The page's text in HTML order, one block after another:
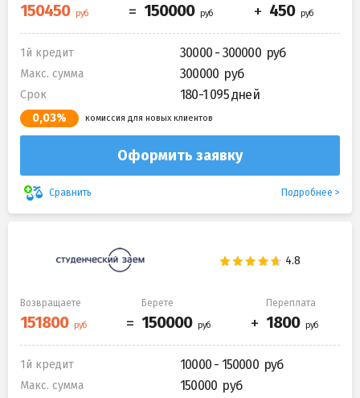
1й кредит 30000 - 300000
Макс. сумма 300000
Срок 180-1 095 дней
0,03% комиссия для новых клиентов
Оформить заявку
Сравнить Подробнее
Возвращаете Берете Переплата
1й кредит 10000 - 150000
Макс. сумма 150000